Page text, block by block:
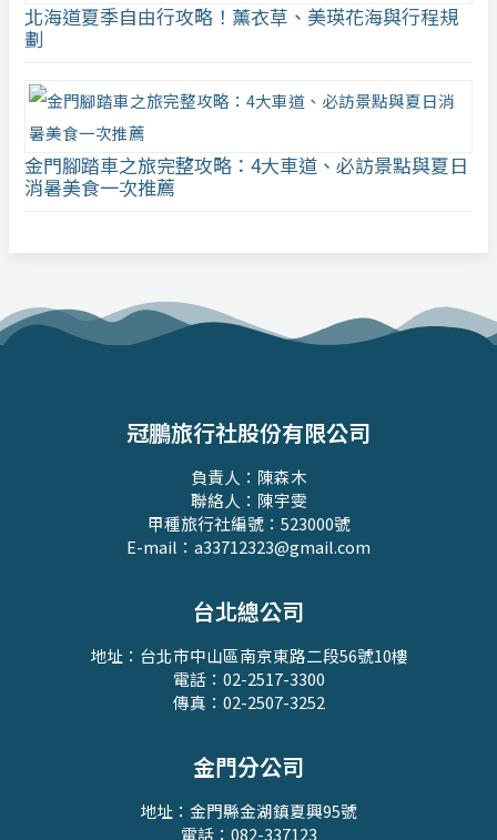
北海道夏季自由行攻略！薰衣草、美瑛花海與行程規
劃
金門腳踏車之旅完整攻略：4大車道、必訪景點與夏日
消暑美食一次推薦
冠鵬旅行社股份有限公司
負責人：陳森木
聯絡人：陳宇雯
甲種旅行社編號：523000號
E-mail：a33712323@gmail.com
台北總公司
地址：台北市中山區南京東路二段56號10樓
電話：02-2517-3300
傳真：02-2507-3252
金門分公司
地址：金門縣金湖鎮夏興95號
電話：082-337123